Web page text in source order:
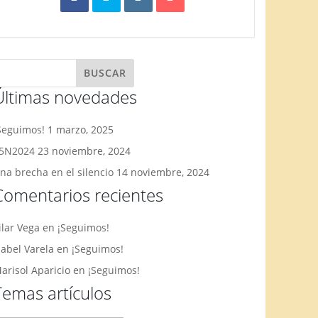
novedades
1 marzo, 2025
23 noviembre, 2024
brecha en el silencio 14 noviembre, 2024
recientes
Vega en ¡Seguimos!
Varela en ¡Seguimos!
Aparicio en ¡Seguimos!
artículos